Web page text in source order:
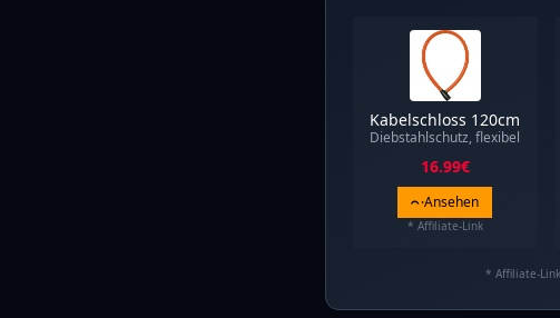
Kabelschloss 120cm
Diebstahlschutz, flexibel
16.99€
Ansehen
* Affiliate-Link
* Affiliate-